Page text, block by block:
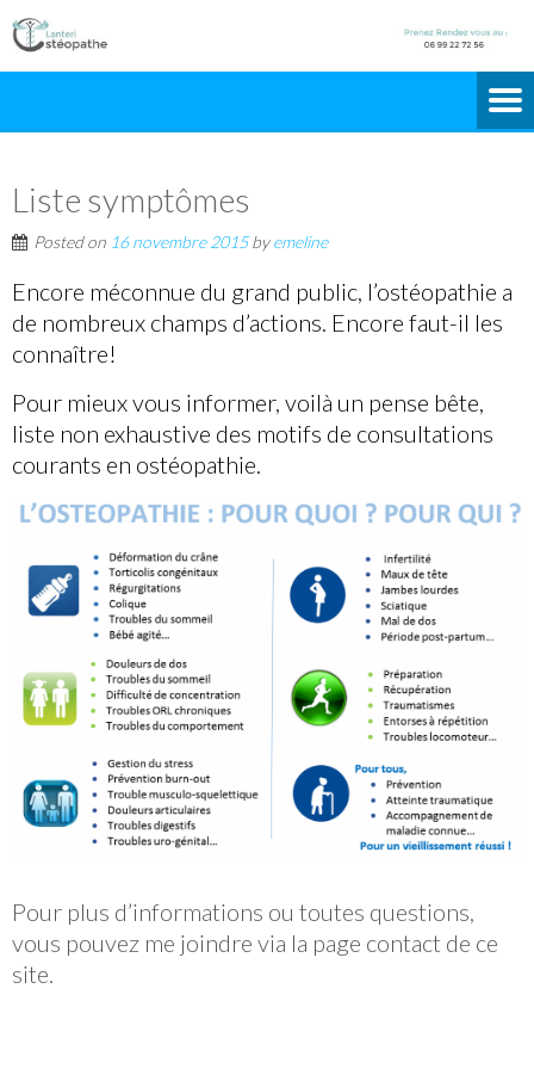
Liste symptômes
Posted on 16 novembre 2015byemeline
Encore méconnue du grand public, l’ostéopathie a
de nombreux champs d’actions. Encore faut-il les
connaître!
Pour mieux vous informer, voilà un pense bête,
liste non exhaustive des motifs de consultations
courants en ostéopathie.
Pour plus d’informations ou toutes questions,
vous pouvez me joindre via la page contact de ce
site.